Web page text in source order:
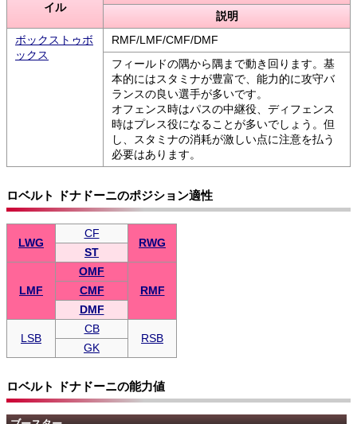
イル
説明
ボックストゥボ
ックス
RMF/LMF/CMF/DMF
フィールドの隅から隅まで動き回ります。基
本的にはスタミナが豊富で、能力的に攻守バ
ランスの良い選手が多いです。
オフェンス時はパスの中継役、ディフェンス
時はプレス役になることが多いでしょう。但
し、スタミナの消耗が激しい点に注意を払う
必要はあります。
ロベルト ドナドーニのポジション適性
LWG
CF
RWG
ST
LMF
OMF
RMF
CMF
DMF
LSB
CB
RSB
GK
ロベルト ドナドーニの能力値